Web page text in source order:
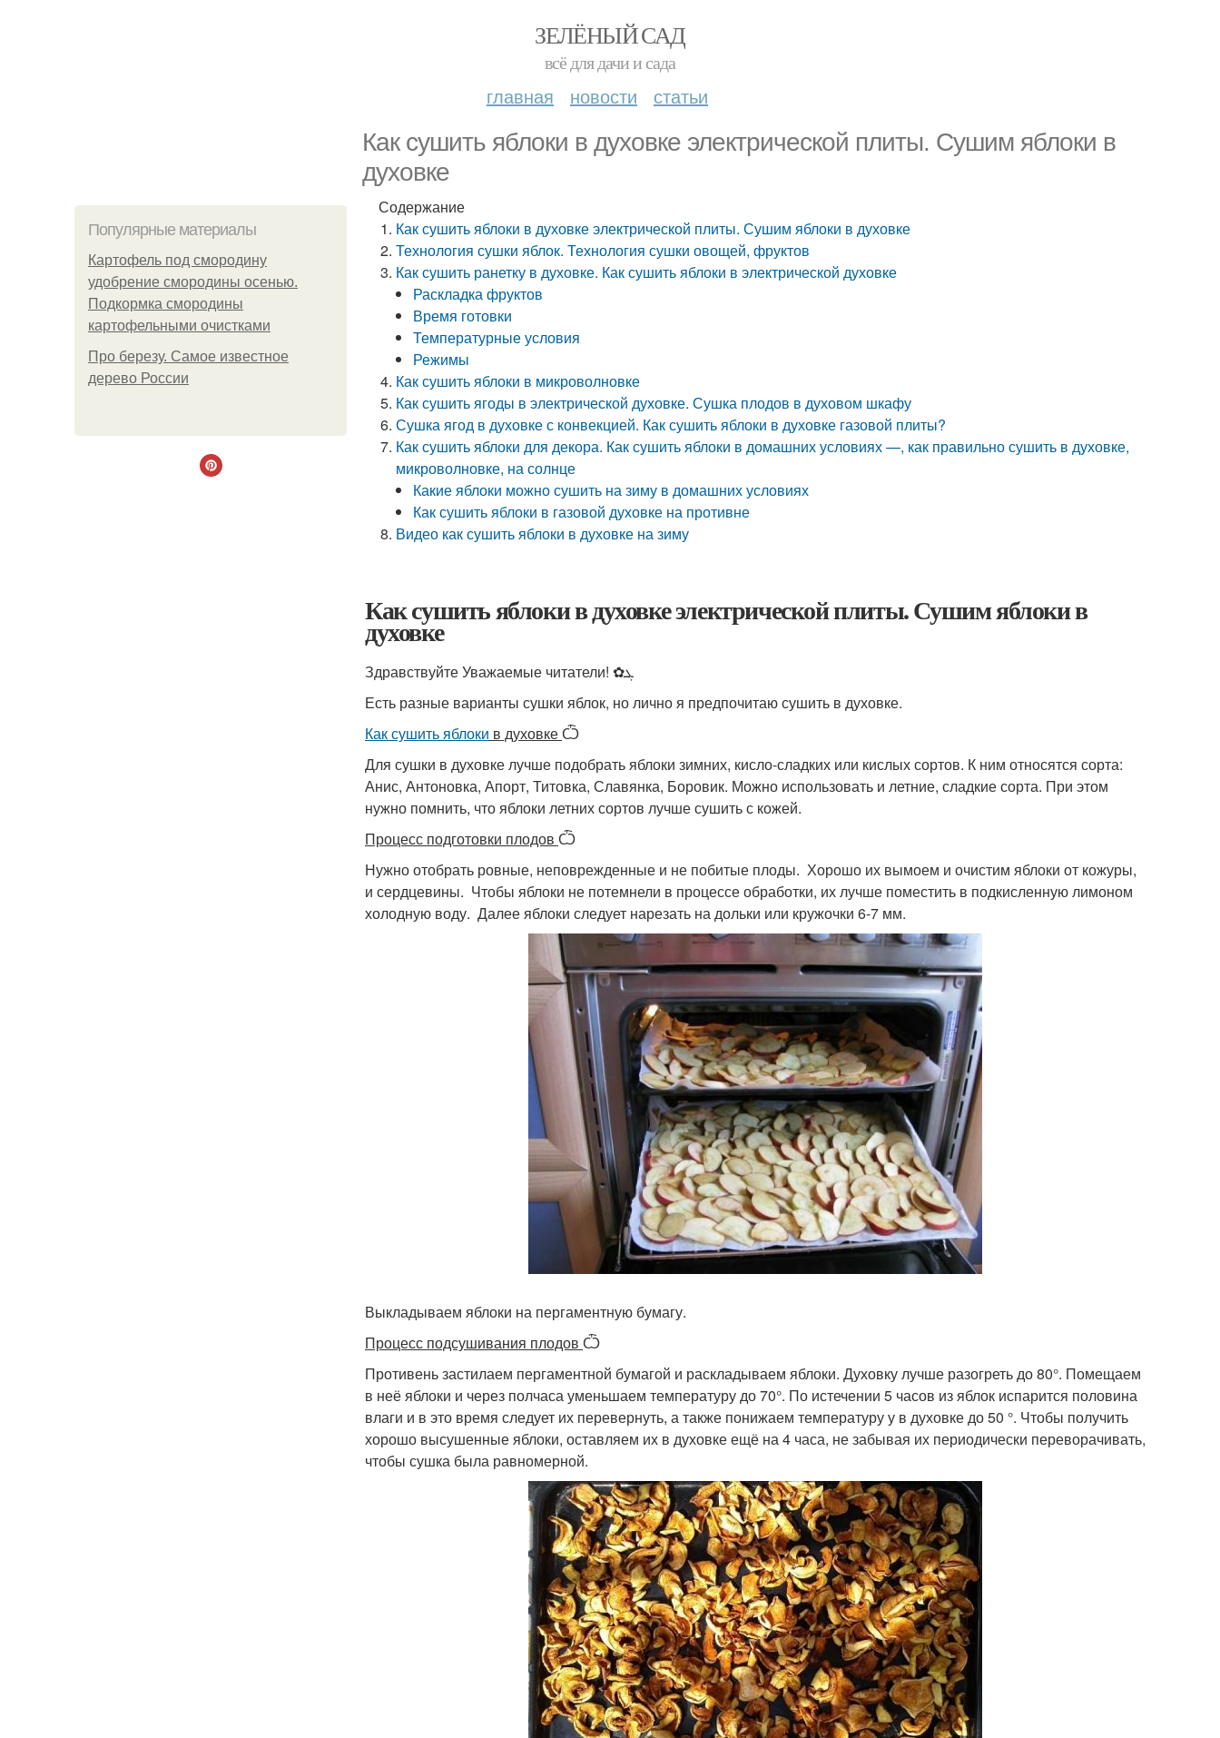
ЗЕЛЁНЫЙ САД
всё для дачи и сада
главная новости статьи
Как сушить яблоки в духовке электрической плиты. Сушим яблоки в
духовке
Популярные материалы
Картофель под смородину
удобрение смородины осенью.
Подкормка смородины
картофельными очистками
Про березу. Самое известное
дерево России
Содержание
Как сушить яблоки в духовке электрической плиты. Сушим яблоки в духовке
Технология сушки яблок. Технология сушки овощей, фруктов
Как сушить ранетку в духовке. Как сушить яблоки в электрической духовке
Раскладка фруктов
Время готовки
Температурные условия
Режимы
Как сушить яблоки в микроволновке
Как сушить ягоды в электрической духовке. Сушка плодов в духовом шкафу
Сушка ягод в духовке с конвекцией. Как сушить яблоки в духовке газовой плиты?
Как сушить яблоки для декора. Как сушить яблоки в домашних условиях —, как правильно сушить в духовке,
микроволновке, на солнце
Какие яблоки можно сушить на зиму в домашних условиях
Как сушить яблоки в газовой духовке на противне
Видео как сушить яблоки в духовке на зиму
Как сушить яблоки в духовке электрической плиты. Сушим яблоки в
духовке
Здравствуйте Уважаемые читатели! ✿ܓ
Есть разные варианты сушки яблок, но лично я предпочитаю сушить в духовке.
Как сушить яблоки в духовкеѼ
Для сушки в духовке лучше подобрать яблоки зимних, кисло-сладких или кислых сортов. К ним относятся сорта:
Анис, Антоновка, Апорт, Титовка, Славянка, Боровик. Можно использовать и летние, сладкие сорта. При этом
нужно помнить, что яблоки летних сортов лучше сушить с кожей.
Процесс подготовки плодов Ѽ
Нужно отобрать ровные, неповрежденные и не побитые плоды. Хорошо их вымоем и очистим яблоки от кожуры,
и сердцевины. Чтобы яблоки не потемнели в процессе обработки, их лучше поместить в подкисленную лимоном
холодную воду. Далее яблоки следует нарезать на дольки или кружочки 6-7 мм.
Выкладываем яблоки на пергаментную бумагу.
Процесс подсушивания плодов Ѽ
Противень застилаем пергаментной бумагой и раскладываем яблоки. Духовку лучше разогреть до 80°. Помещаем
в неё яблоки и через полчаса уменьшаем температуру до 70°. По истечении 5 часов из яблок испарится половина
влаги и в это время следует их перевернуть, а также понижаем температуру у в духовке до 50 °. Чтобы получить
хорошо высушенные яблоки, оставляем их в духовке ещё на 4 часа, не забывая их периодически переворачивать,
чтобы сушка была равномерной.